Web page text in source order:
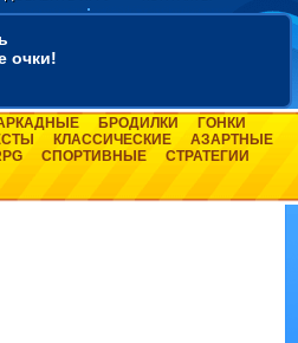
очки!
БРОДИЛКИ
ГОНКИ
КЛАССИЧЕСКИЕ
АЗАРТНЫЕ
СПОРТИВНЫЕ
СТРАТЕГИИ